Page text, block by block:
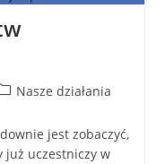
Nasze działania
jest zobaczyć,
już uczestniczy w